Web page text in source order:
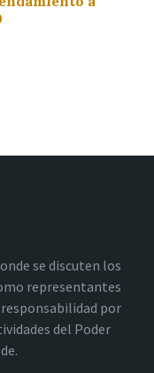
se discuten los
representantes
por
del Poder